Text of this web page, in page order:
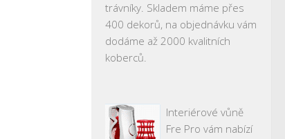
trávníky. Skladem máme přes
400 dekorů, na objednávku vám
dodáme až 2000 kvalitních
koberců.
Interiérové vůně
Fre Pro vám nabízí